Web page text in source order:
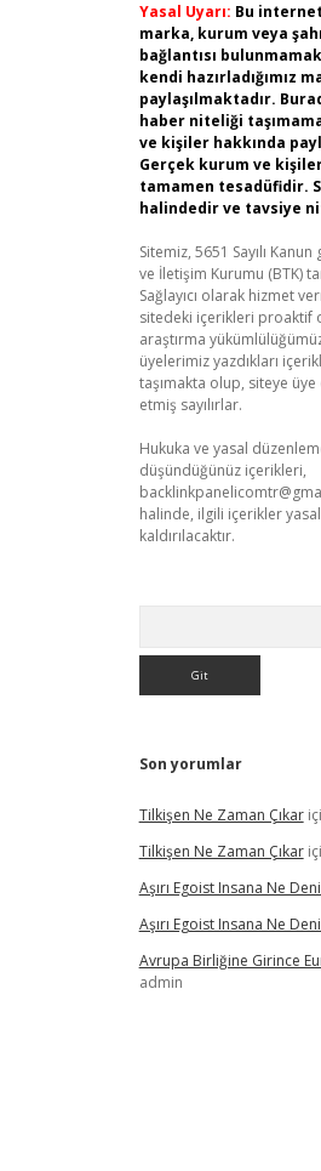
Yasal Uyarı: Bu
marka, kurum veya
bağlantısı
kendi hazırladığımız
paylaşılmaktadır.
haber niteliği
ve kişiler hakkında
Gerçek kurum ve
tamamen tesadüfidir.
halindedir ve tavsiye
Sitemiz, 5651 Sayılı
ve İletişim Kurumu (BTK)
Sağlayıcı olarak hizmet
sitedeki içerikleri proaktif
araştırma
üyelerimiz yazdıkları
taşımakta olup, siteye
etmiş sayılırlar.
Hukuka ve yasal
düşündüğünüz içerikleri,
halinde, ilgili içerikler
kaldırılacaktır.
Son yorumlar
Tilkişen Ne Zaman Çıkar
Tilkişen Ne Zaman Çıkar
Aşırı Egoist Insana Ne
Aşırı Egoist Insana Ne
Avrupa Birliğine Girince
admin